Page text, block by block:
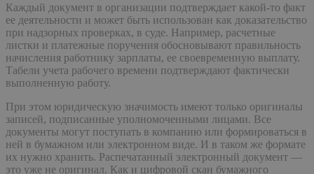
Каждый документ в организации подтверждает какой-то факт
ее деятельности и может быть использован как доказательство
при надзорных проверках, в суде. Например, расчетные
листки и платежные поручения обосновывают правильность
начисления работнику зарплаты, ее своевременную выплату.
Табели учета рабочего времени подтверждают фактически
выполненную работу.
При этом юридическую значимость имеют только оригиналы
записей, подписанные уполномоченными лицами. Все
документы могут поступать в компанию или формироваться в
ней в бумажном или электронном виде. И в таком же формате
их нужно хранить. Распечатанный электронный документ —
это уже не оригинал. Как и цифровой скан бумажного